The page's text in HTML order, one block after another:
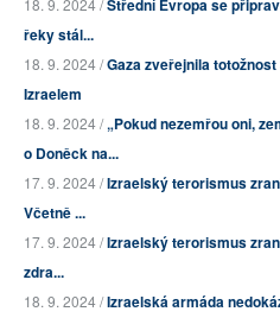
18. 9. 2024 /Střední Evropa se
řeky stál...
18. 9. 2024 /Gaza zveřejnila
Izraelem
18. 9. 2024 /„Pokud nezemřou oni,
o Doněck na...
17. 9. 2024 /Izraelský terorismus
Včetně ...
17. 9. 2024 /Izraelský terorismus
zdra...
18. 9. 2024 /Izraelská armáda